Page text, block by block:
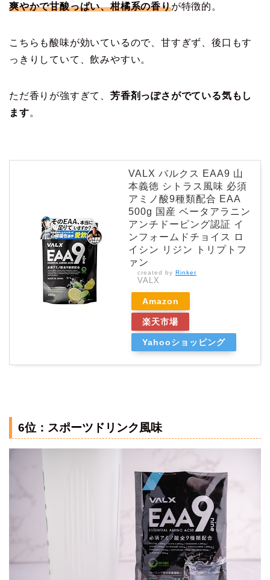
爽やかで甘酸っぱい、柑橘系の香りが特徴的。
こちらも酸味が効いているので、甘すぎず、後口もす
っきりしていて、飲みやすい。
ただ香りが強すぎて、 芳香剤っぽさがでている気もし
ます。
VALX バルクス EAA9 山
本義徳 シトラス風味 必須
アミノ酸9種類配合 EAA
500g 国産 ベータアラニン
アンチドーピング認証 イ
ンフォームドチョイス ロ
イシン リジン トリプトフ
ァン
created by Rinker
VALX
Amazon
楽天市場
Yahooショッピング
6位：スポーツドリンク風味